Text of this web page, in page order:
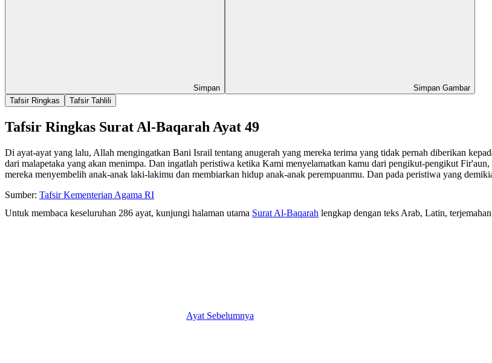
Simpan
Simpan Gambar
Tafsir Ringkas
Tafsir Tahlili
Tafsir Ringkas Surat Al-Baqarah Ayat 49
Di ayat-ayat yang lalu, Allah mengingatkan Bani Israil tentang anugerah yang mereka terima yang tidak pernah diberikan
dari malapetaka yang akan menimpa. Dan ingatlah peristiwa ketika Kami menyelamatkan kamu dari pengikut-pengikut
mereka menyembelih anak-anak laki-lakimu dan membiarkan hidup anak-anak perempuanmu. Dan pada peristiwa yang
Sumber: Tafsir Kementerian Agama RI
Untuk membaca keseluruhan 286 ayat, kunjungi halaman utama Surat Al-Baqarah lengkap dengan teks Arab, Latin,
Ayat Sebelumnya